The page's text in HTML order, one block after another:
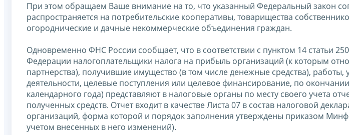
При этом обращаем Ваше внимание на то, что указанный Федеральный закон
распространяется на потребительские кооперативы, товарищества
огороднические и дачные некоммерческие объединения граждан.
Одновременно ФНС России сообщает, что в соответствии с пунктом 14 статьи
Федерации налогоплательщики налога на прибыль организаций (к которым
партнерства), получившие имущество (в том числе денежные средства), работы,
деятельности, целевые поступления или целевое финансирование, по
календарного года) представляют в налоговые органы по месту своего учета
полученных средств. Отчет входит в качестве Листа 07 в состав налоговой
организаций, форма которой и порядок заполнения утверждены приказом
учетом внесенных в него изменений).